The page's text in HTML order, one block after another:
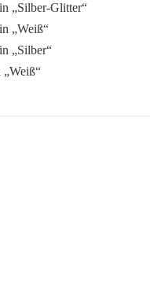
„Silber-Glitter“
„Weiß“
„Silber“
„Weiß“